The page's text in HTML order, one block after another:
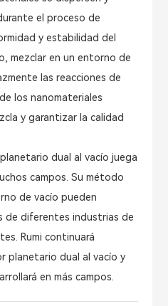
el proceso de
y estabilidad del
mezclar en un entorno de
las reacciones de
los nanomateriales
y garantizar la calidad
dual al vacío juega
campos. Su método
de vacío pueden
de diferentes industrias de
Rumi continuará
planetario dual al vacío y
en más campos.